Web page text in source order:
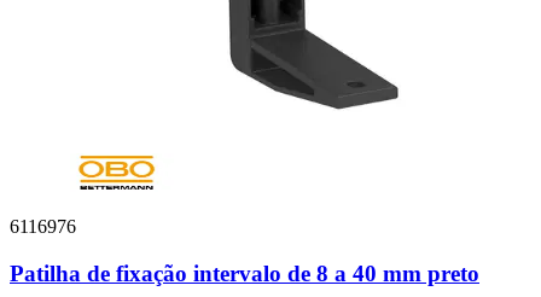
6116976
Patilha de fixação intervalo de 8 a 40 mm preto